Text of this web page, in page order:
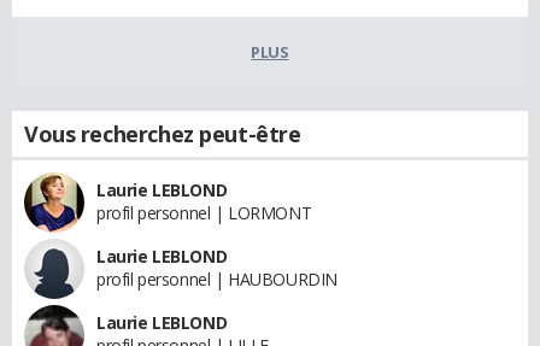
PLUS
Vous recherchez peut-être
Laurie LEBLOND
profil personnel | LORMONT
Laurie LEBLOND
profil personnel | HAUBOURDIN
Laurie LEBLOND